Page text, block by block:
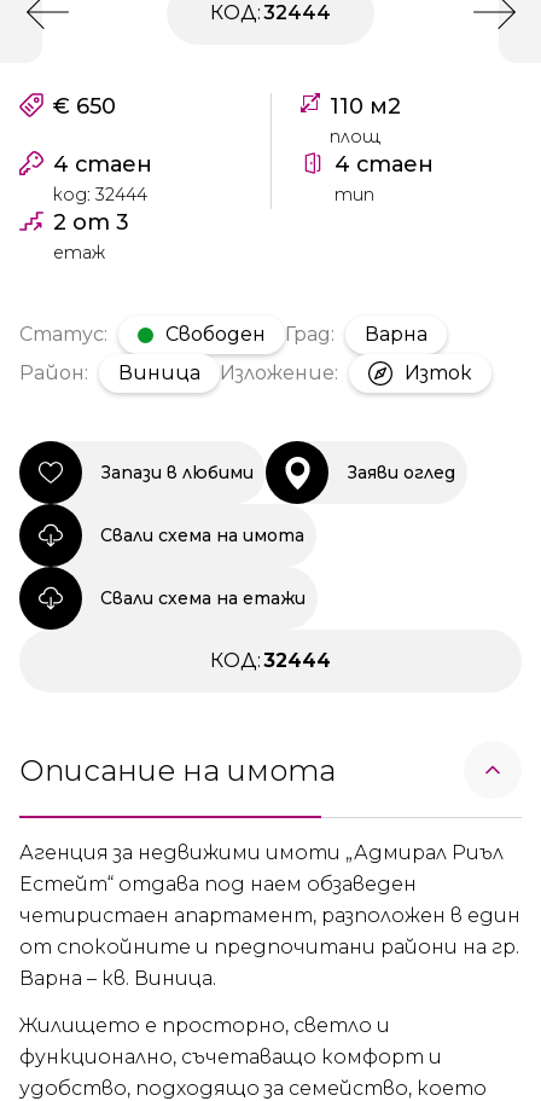
КОД:32444
€ 650 110 м2
площ
4 стаен
код: 32444
4 стаен
тип
2 от 3
етаж
Статус: Свободен Град:
Варна
Район:
Виница Изложение: Изток
Запази в любими Заяви оглед
Свали схема на имота
Свали схема на етажи
КОД:32444
Описание на имота
Агенция за недвижими имоти „Адмирал Риъл
Естейт“ отдава под наем обзаведен
четиристаен апартамент, разположен в един
от спокойните и предпочитани райони на гр.
Варна – кв. Виница.
Жилището е просторно, светло и
функционално, съчетаващо комфорт и
удобство, подходящо за семейство, което